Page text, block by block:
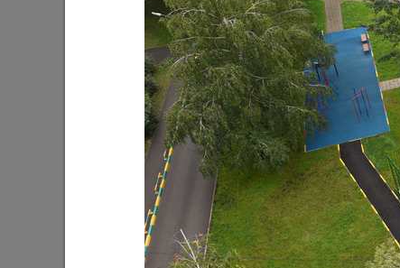
И.Метшин о новом парке в Салават
22/08/